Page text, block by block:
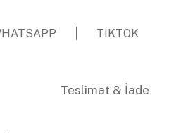
TIKTOK
Teslimat & İade